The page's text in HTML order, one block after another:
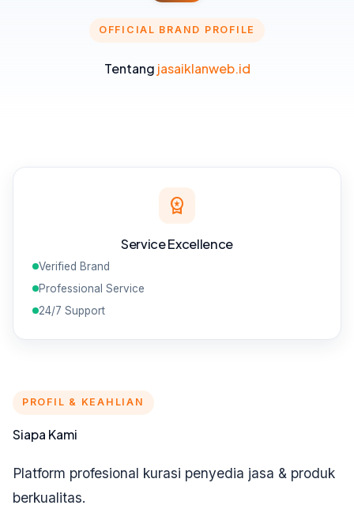
OFFICIAL BRAND PROFILE
Tentang jasaiklanweb.id
workspace_premium
Service Excellence
Verified Brand
Professional Service
24/7 Support
PROFIL & KEAHLIAN
Siapa Kami
Platform profesional kurasi penyedia jasa & produk
berkualitas.